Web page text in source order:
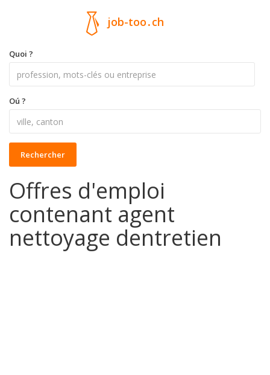
job-too.ch
Quoi ?
Oú ?
Rechercher
Offres d'emploi
contenant agent
nettoyage dentretien